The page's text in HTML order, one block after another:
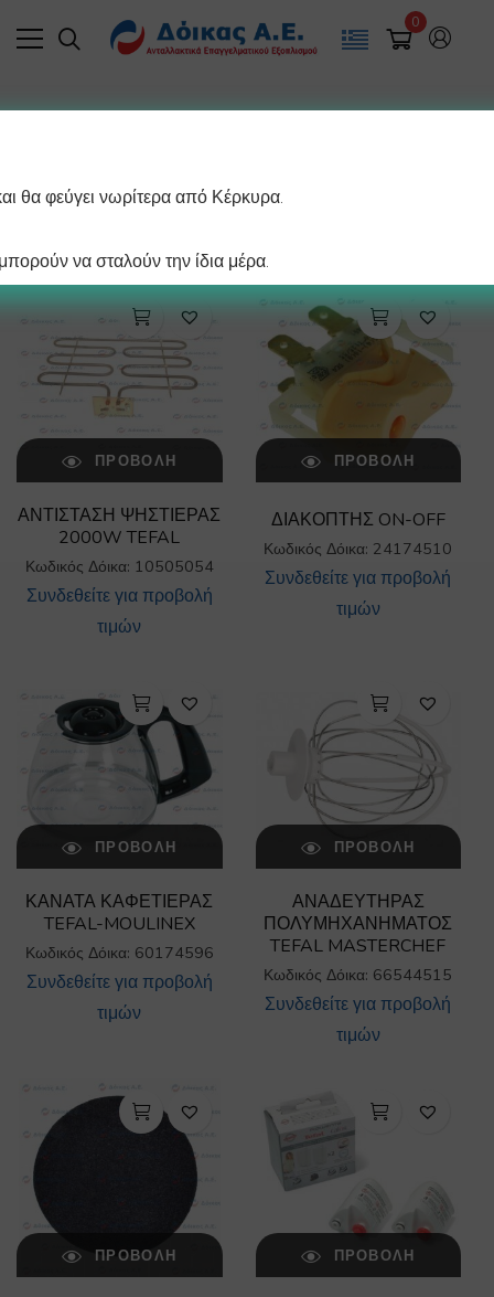
0
ΠΡΟΒΟΛΉ
ΑΝΤΙΣΤΑΣΗ ΨΗΣΤΙΕΡΑΣ
2000W TEFAL
Κωδικός Δόικα: 10505054
Συνδεθείτε για προβολή
τιμών
ΠΡΟΒΟΛΉ
ΔΙΑΚΟΠΤΗΣ ON-OFF
Κωδικός Δόικα: 24174510
Συνδεθείτε για προβολή
τιμών
ΠΡΟΒΟΛΉ
ΚΑΝΑΤΑ ΚΑΦΕΤΙΕΡΑΣ
TEFAL-MOULINEX
Κωδικός Δόικα: 60174596
Συνδεθείτε για προβολή
τιμών
ΠΡΟΒΟΛΉ
ΑΝΑΔΕΥΤΗΡΑΣ
ΠΟΛΥΜΗΧΑΝΗΜΑΤΟΣ
TEFAL MASTERCHEF
Κωδικός Δόικα: 66544515
Συνδεθείτε για προβολή
τιμών
ΠΡΟΒΟΛΉ ΠΡΟΒΟΛΉ
θα φεύγει νωρίτερα από Κέρκυρα.
να σταλούν την ίδια μέρα.